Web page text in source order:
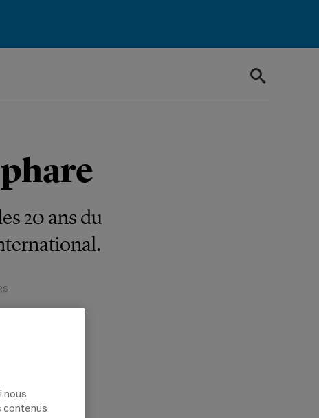
20 ans du
nous
contenus